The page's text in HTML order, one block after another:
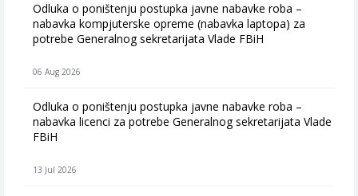
Odluka o poništenju postupka javne nabavke roba –
nabavka kompjuterske opreme (nabavka laptopa) za
potrebe Generalnog sekretarijata Vlade FBiH
06 Aug 2026
Odluka o poništenju postupka javne nabavke roba –
nabavka licenci za potrebe Generalnog sekretarijata Vlade
FBiH
13 Jul 2026